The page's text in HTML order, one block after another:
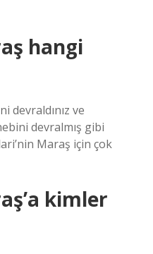
hangi
devraldınız ve
devralmış gibi
Maraş için çok
kimler